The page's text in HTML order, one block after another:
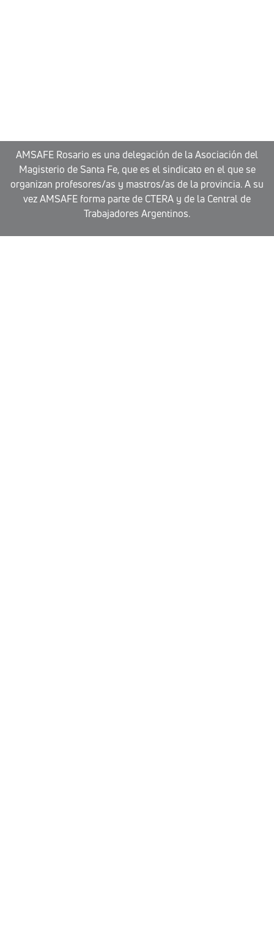
AMSAFE Rosario es una delegación de la Asociación del
Magisterio de Santa Fe, que es el sindicato en el que se
organizan profesores/as y mastros/as de la provincia. A su
vez AMSAFE forma parte de CTERA y de la Central de
Trabajadores Argentinos.